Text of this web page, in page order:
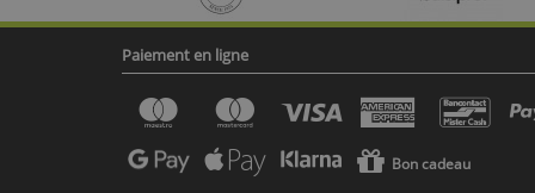
Paiement en ligne
Bon cadeau